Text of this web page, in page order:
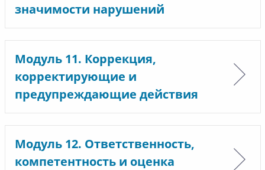
значимости нарушений
Модуль 11. Коррекция,
корректирующие и
предупреждающие действия
Модуль 12. Ответственность,
компетентность и оценка